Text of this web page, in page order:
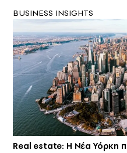
BUSINESS INSIGHTS
Real estate: H Νέα Υόρκη